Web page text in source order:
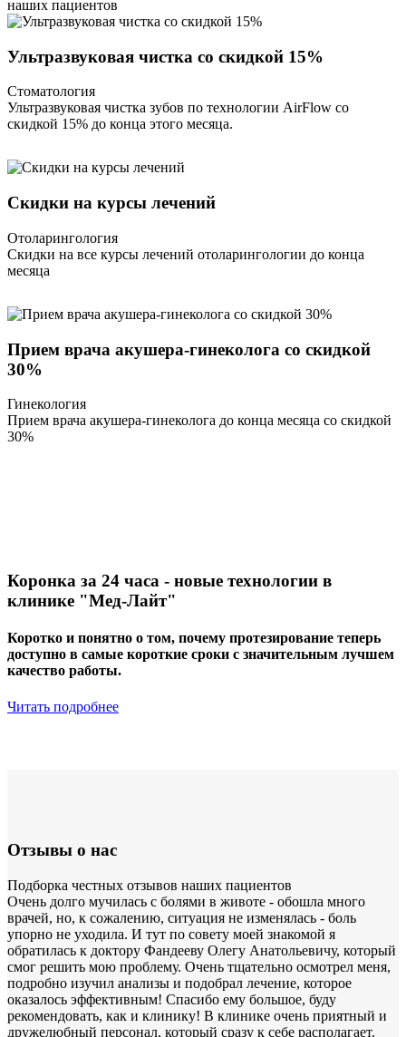
наших пациентов
Ультразвуковая чистка со скидкой 15%
Стоматология
Ультразвуковая чистка зубов по технологии AirFlow со
скидкой 15% до конца этого месяца.
Скидки на курсы лечений
Отоларингология
Скидки на все курсы лечений отоларингологии до конца
месяца
Прием врача акушера-гинеколога со скидкой
30%
Гинекология
Прием врача акушера-гинеколога до конца месяца со скидкой
30%
Коронка за 24 часа - новые технологии в
клинике "Мед-Лайт"
Коротко и понятно о том, почему протезирование теперь
доступно в самые короткие сроки с значительным лучшем
качество работы.
Читать подробнее
Отзывы о нас
Подборка честных отзывов наших пациентов
Очень долго мучилась с болями в животе - обошла много
врачей, но, к сожалению, ситуация не изменялась - боль
упорно не уходила. И тут по совету моей знакомой я
обратилась к доктору Фандееву Олегу Анатольевичу, который
смог решить мою проблему. Очень тщательно осмотрел меня,
подробно изучил анализы и подобрал лечение, которое
оказалось эффективным! Спасибо ему большое, буду
рекомендовать, как и клинику! В клинике очень приятный и
дружелюбный персонал, который сразу к себе располагает.